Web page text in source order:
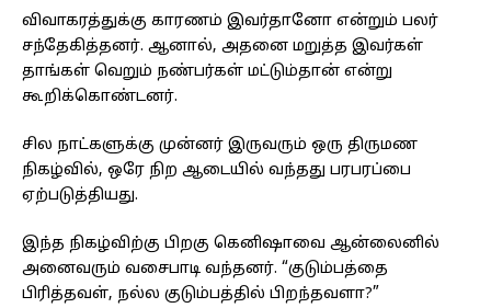
விவாகரத்துக்கு காரணம் இவர்தானோ என்றும் பலர்
சந்தேகித்தனர். ஆனால், அதனை மறுத்த இவர்கள்
தாங்கள் வெறும் நண்பர்கள் மட்டும்தான் என்று
கூறிக்கொண்டனர்.
சில நாட்களுக்கு முன்னர் இருவரும் ஒரு திருமண
நிகழ்வில், ஒரே நிற ஆடையில் வந்தது பரபரப்பை
ஏற்படுத்தியது.
இந்த நிகழ்விற்கு பிறகு கெனிஷாவை ஆன்லைனில்
அனைவரும் வசைபாடி வந்தனர். “குடும்பத்தை
பிரித்தவள், நல்ல குடும்பத்தில் பிறந்தவளா?”